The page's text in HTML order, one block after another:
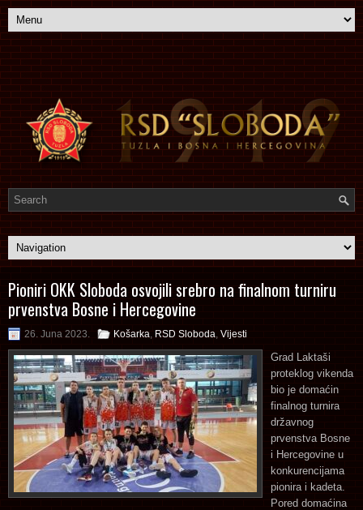
Pioniri OKK Sloboda osvojili srebro na finalnom turniru
prvenstva Bosne i Hercegovine
26. Juna 2023. Košarka RSD Sloboda Vijesti
Grad Laktaši
proteklog vikenda
bio je domaćin
finalnog turnira
državnog
prvenstva Bosne
i Hercegovine u
konkurencijama
pionira i kadeta.
Pored domaćina